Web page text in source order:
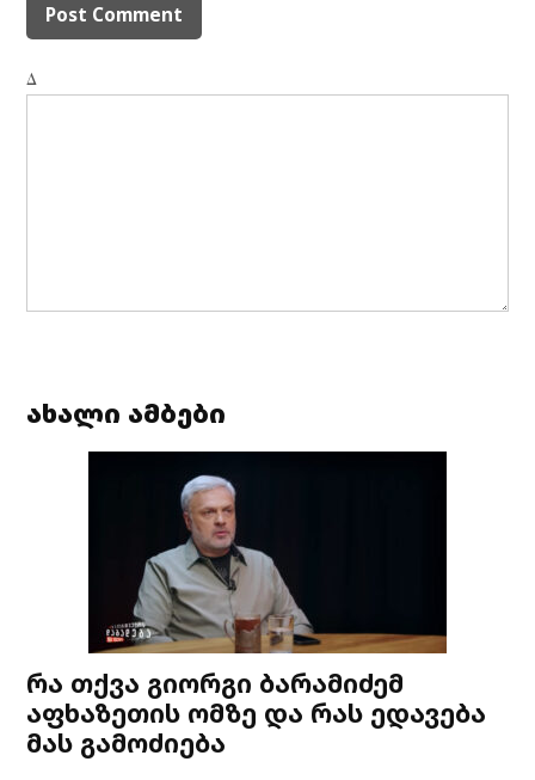
Δ
ახალი ამბები
რა თქვა გიორგი ბარამიძემ
აფხაზეთის ომზე და რას ედავება
მას გამოძიება